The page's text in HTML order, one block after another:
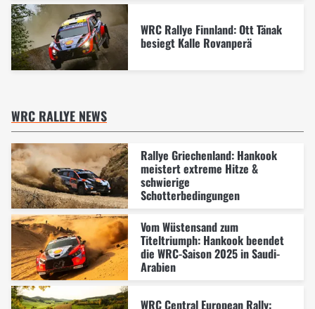
WRC Rallye Finnland: Ott Tänak
besiegt Kalle Rovanperä
WRC RALLYE NEWS
Rallye Griechenland: Hankook
meistert extreme Hitze &
schwierige
Schotterbedingungen
Vom Wüstensand zum
Titeltriumph: Hankook beendet
die WRC-Saison 2025 in Saudi-
Arabien
WRC Central European Rally: